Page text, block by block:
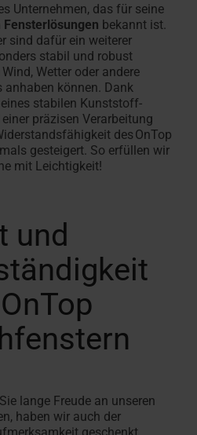
Unternehmen, das für seine
bekannt ist.
sind dafür ein weiterer
stabil und robust
Wetter oder andere
anhaben können. Dank
eines stabilen Kunststoff-
präzisen Verarbeitung
des OnTop
gesteigert. So erfüllen wir
mit Leichtigkeit!
und
lange Freude an unseren
haben wir auch der